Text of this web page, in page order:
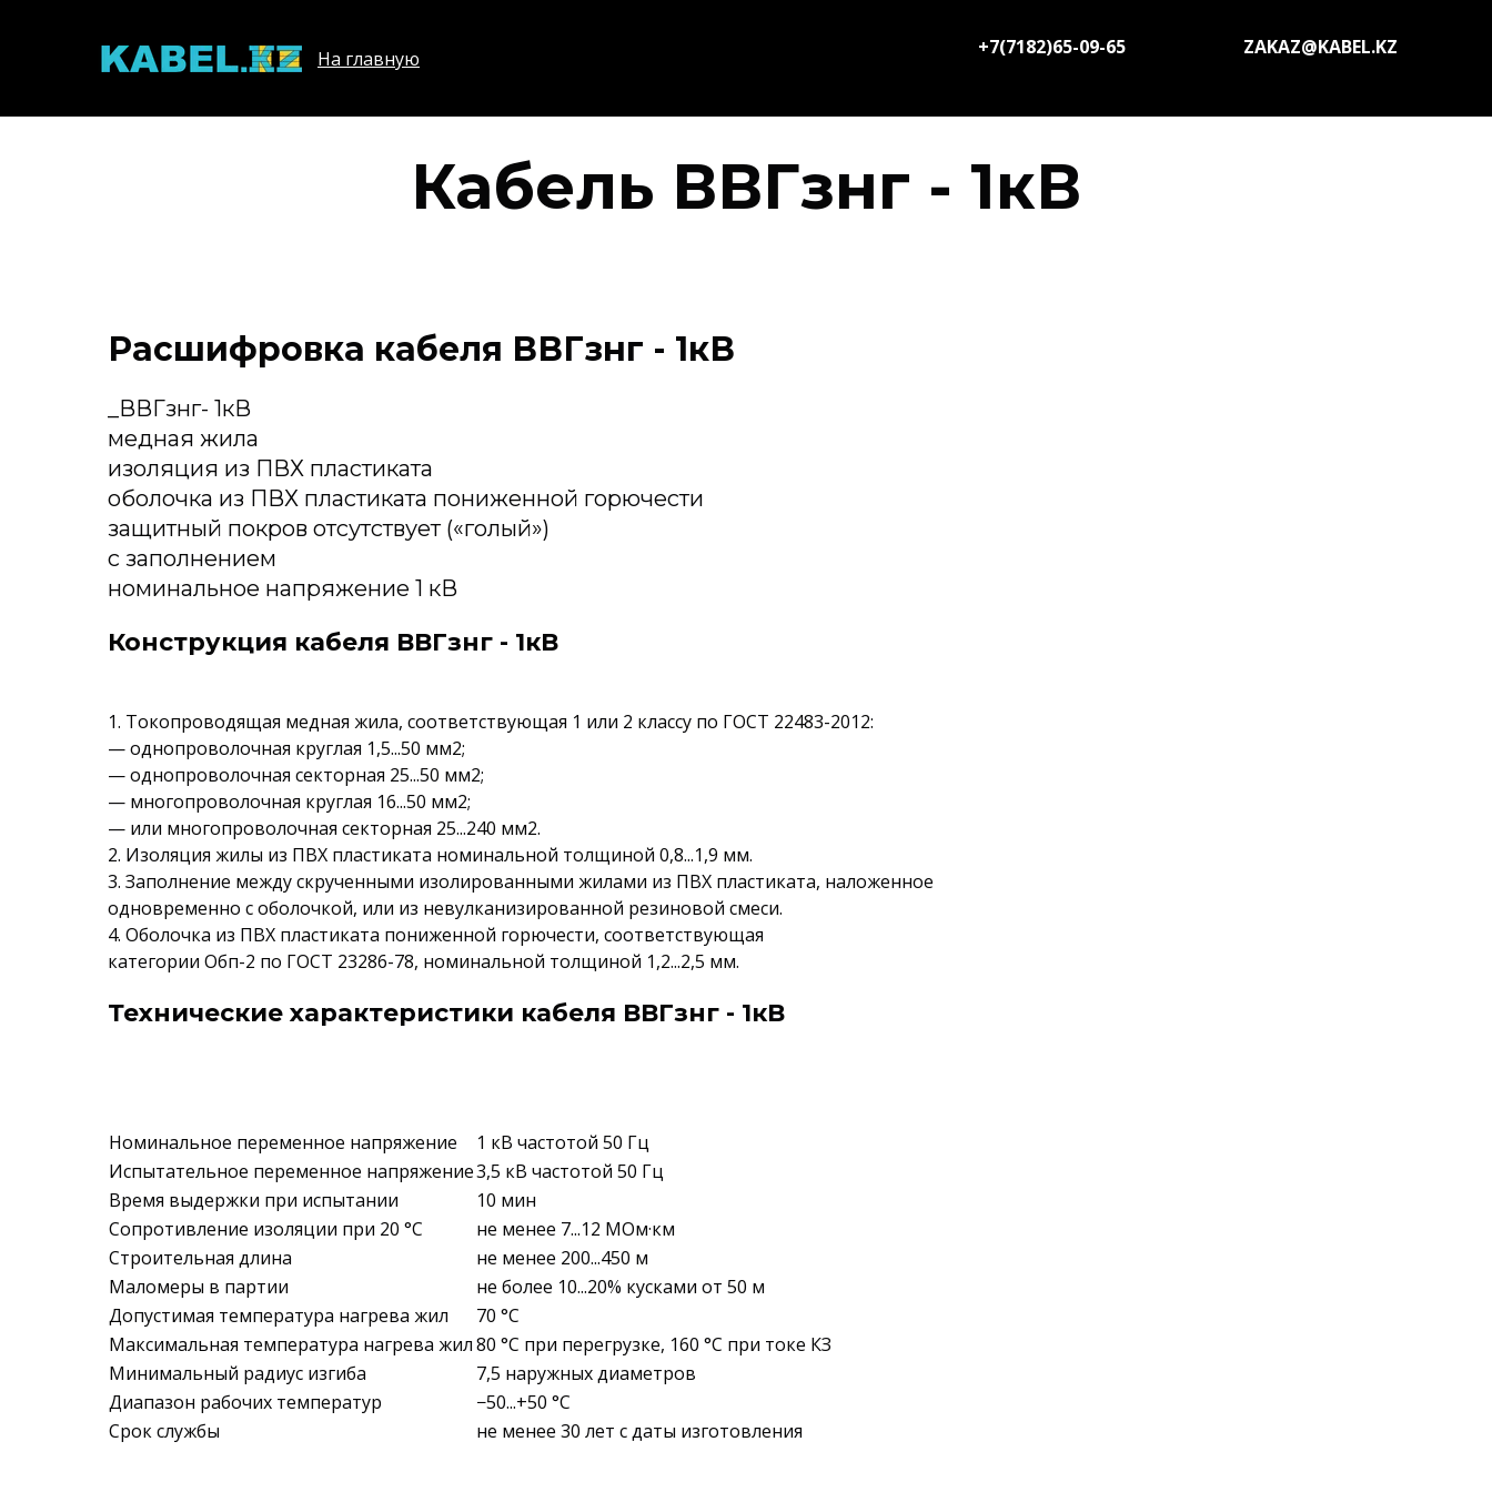
На главную +7(7182)65-09-65 ZAKAZ@KABEL.KZ
Кабель ВВГзнг - 1кВ
Расшифровка кабеля ВВГзнг - 1кВ
_ВВГзнг- 1кВ
медная жила
изоляция из ПВХ пластиката
оболочка из ПВХ пластиката пониженной горючести
защитный покров отсутствует («голый»)
с заполнением
номинальное напряжение 1 кВ
Конструкция кабеля ВВГзнг - 1кВ
1. Токопроводящая медная жила, соответствующая 1 или 2 классу по ГОСТ 22483-2012:
— однопроволочная круглая 1,5...50 мм2;
— однопроволочная секторная 25...50 мм2;
— многопроволочная круглая 16...50 мм2;
— или многопроволочная секторная 25...240 мм2.
2. Изоляция жилы из ПВХ пластиката номинальной толщиной 0,8...1,9 мм.
3. Заполнение между скрученными изолированными жилами из ПВХ пластиката, наложенное
одновременно с оболочкой, или из невулканизированной резиновой смеси.
4. Оболочка из ПВХ пластиката пониженной горючести, соответствующая
категории Обп-2 по ГОСТ 23286-78, номинальной толщиной 1,2...2,5 мм.
Технические характеристики кабеля ВВГзнг - 1кВ
Номинальное переменное напряжение
1 кВ частотой 50 Гц
Испытательное переменное напряжение3,5 кВ частотой 50 Гц
Время выдержки при испытании
10 мин
Сопротивление изоляции при 20 °С
не менее 7...12 МОм·км
Строительная длина
не менее 200...450 м
Маломеры в партии
не более 10...20% кусками от 50 м
Допустимая температура нагрева жил
70 °C
Максимальная температура нагрева жил80 °C при перегрузке, 160 °C при токе КЗ
Минимальный радиус изгиба
7,5 наружных диаметров
Диапазон рабочих температур
−50...+50 °C
Срок службы
не менее 30 лет с даты изготовления